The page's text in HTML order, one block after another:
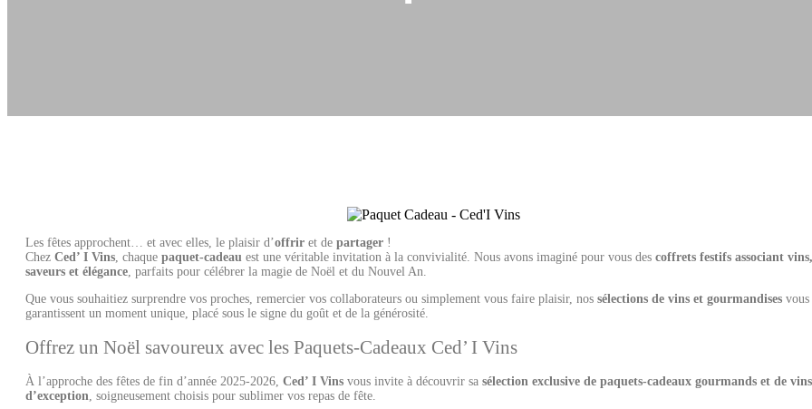
Les fêtes approchent… et avec elles, le plaisir d’offrir et de partager !
Chez Ced’ I Vins , chaque paquet-cadeau est une véritable invitation à la convivialité. Nous avons imaginé pour vous des coffrets festifs associant vins,
saveurs et élégance , parfaits pour célébrer la magie de Noël et du Nouvel An.
Que vous souhaitiez surprendre vos proches, remercier vos collaborateurs ou simplement vous faire plaisir, nos sélections de vins et gourmandises vous
garantissent un moment unique, placé sous le signe du goût et de la générosité.
Offrez un Noël savoureux avec les Paquets-Cadeaux Ced’ I Vins
À l’approche des fêtes de fin d’année 2025-2026, Ced’ I Vins vous invite à découvrir sa sélection exclusive de paquets-cadeaux gourmands et de vins
d’exception, soigneusement choisis pour sublimer vos repas de fête.